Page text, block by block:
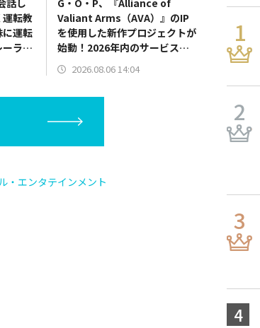
話し
運転教
に運転
ラー
G・O・P、『Alliance of
Valiant Arms（AVA）』のIP
を使用した新作プロジェクトが
始動！2026年内のサービス開
始に向けて制作中
2026.08.06 14:04
・エンタテインメント